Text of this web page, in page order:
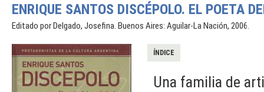
ENRIQUE SANTOS DISCÉPOLO. EL POETA
Editado por Delgado, Josefina. Buenos Aires: Aguilar-La Nación, 2006.
ÍNDICE
Una familia de